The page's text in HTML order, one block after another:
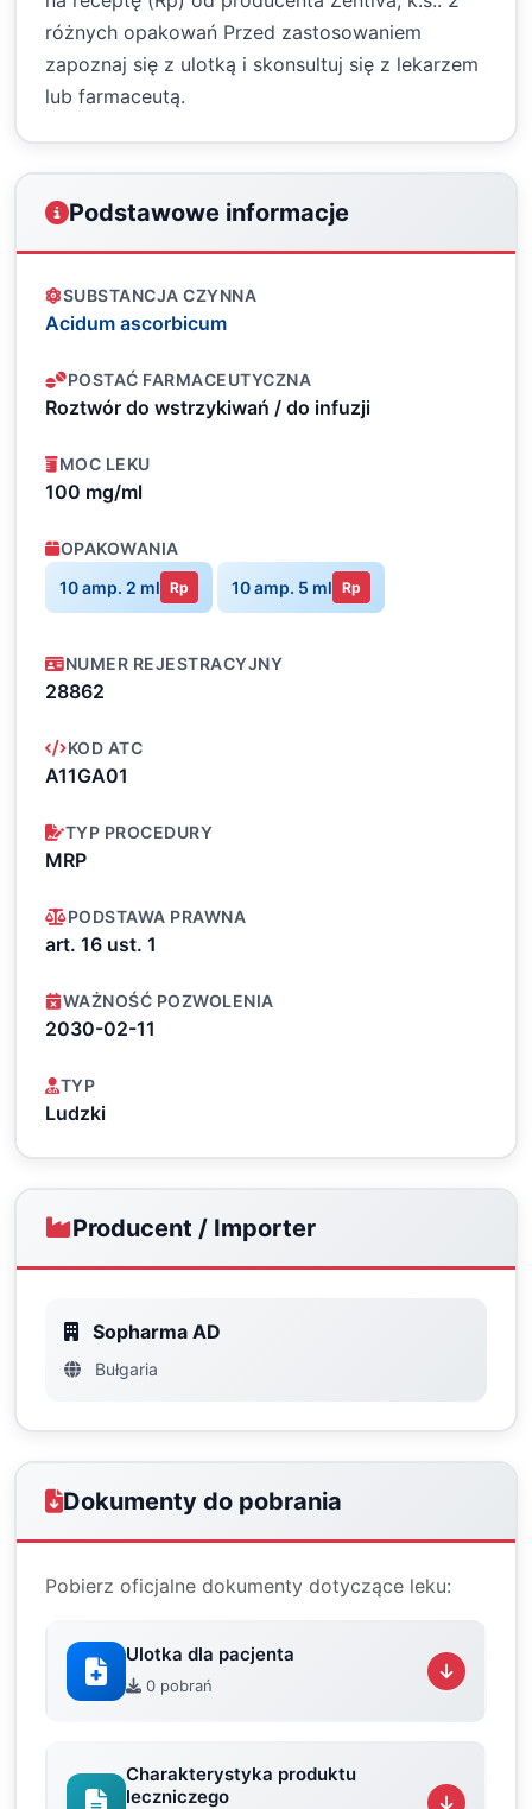
różnych opakowań Przed zastosowaniem
zapoznaj się z ulotką i skonsultuj się z lekarzem
lub farmaceutą.
Podstawowe informacje
SUBSTANCJA CZYNNA
Acidum ascorbicum
POSTAĆ FARMACEUTYCZNA
Roztwór do wstrzykiwań / do infuzji
MOC LEKU
100 mg/ml
OPAKOWANIA
10 amp. 2 ml Rp 10 amp. 5 ml Rp
NUMER REJESTRACYJNY
28862
KOD ATC
A11GA01
TYP PROCEDURY
MRP
PODSTAWA PRAWNA
art. 16 ust. 1
WAŻNOŚĆ POZWOLENIA
2030-02-11
TYP
Ludzki
Producent / Importer
Sopharma AD
Bułgaria
Dokumenty do pobrania
Pobierz oficjalne dokumenty dotyczące leku:
Ulotka dla pacjenta
0 pobrań
Charakterystyka produktu
leczniczego